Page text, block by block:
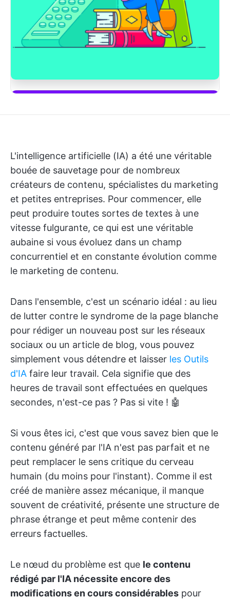
L'intelligence artificielle (IA) a été une véritable
bouée de sauvetage pour de nombreux
créateurs de contenu, spécialistes du marketing
et petites entreprises. Pour commencer, elle
peut produire toutes sortes de textes à une
vitesse fulgurante, ce qui est une véritable
aubaine si vous évoluez dans un champ
concurrentiel et en constante évolution comme
le marketing de contenu.
Dans l'ensemble, c'est un scénario idéal : au lieu
de lutter contre le syndrome de la page blanche
pour rédiger un nouveau post sur les réseaux
sociaux ou un article de blog, vous pouvez
simplement vous détendre et laisser les Outils
d'IA faire leur travail. Cela signifie que des
heures de travail sont effectuées en quelques
secondes, n'est-ce pas ? Pas si vite ! 🤖
Si vous êtes ici, c'est que vous savez bien que le
contenu généré par l'IA n'est pas parfait et ne
peut remplacer le sens critique du cerveau
humain (du moins pour l'instant). Comme il est
créé de manière assez mécanique, il manque
souvent de créativité, présente une structure de
phrase étrange et peut même contenir des
erreurs factuelles.
Le nœud du problème est que le contenu
rédigé par l'IA nécessite encore des
modifications en cours considérables pour